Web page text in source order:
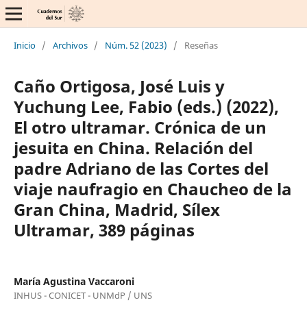
Inicio / Archivos / Núm. 52 (2023) / Reseñas
Caño Ortigosa, José Luis y
Yuchung Lee, Fabio (eds.) (2022),
El otro ultramar. Crónica de un
jesuita en China. Relación del
padre Adriano de las Cortes del
viaje naufragio en Chaucheo de la
Gran China, Madrid, Sílex
Ultramar, 389 páginas
María Agustina Vaccaroni
INHUS - CONICET - UNMdP / UNS